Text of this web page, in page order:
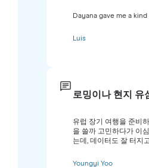
Dayana gave me a
Luis
로밍이나 현지 유
유럽 장기 여행을 준비
을 쓸까 고민하다가 이
는데, 데이터도 잘 터지
Youngyi Yoo